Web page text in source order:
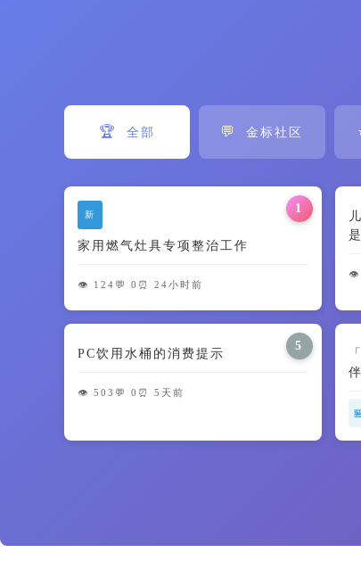
🏆 全部 💬 金标社区
1
新
家用燃气灶具专项整治工作
👁️ 124 💬 0 ⏰ 24小时前
👁️
5
PC饮用水桶的消费提示
👁️ 503 💬 0 ⏰ 5天前